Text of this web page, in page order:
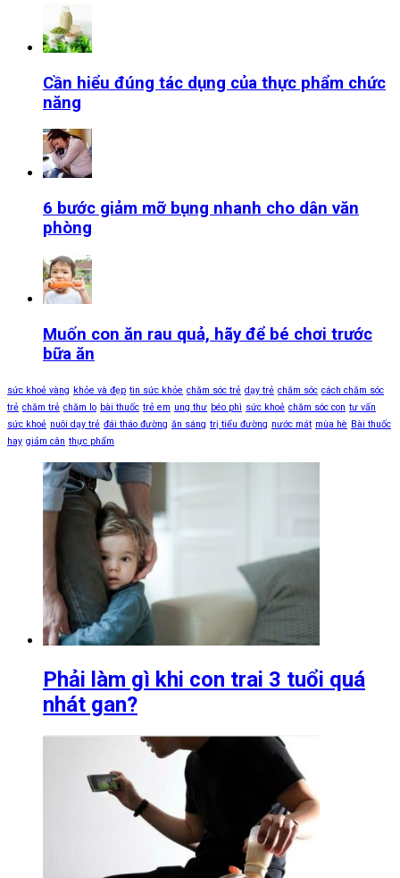
Cần hiểu đúng tác dụng của thực phẩm chức
năng
6 bước giảm mỡ bụng nhanh cho dân văn
phòng
Muốn con ăn rau quả, hãy để bé chơi trước
bữa ăn
sức khoẻ vàng khỏe và đẹp tin sức khỏe chăm sóc trẻ dạy trẻ chăm sóc cách chăm sóc
trẻ chăm trẻ chăm lo bài thuốc trẻ em ung thư béo phì sức khoẻ chăm sóc con tư vấn
sức khoẻ nuôi dạy trẻ đái tháo đường ăn sáng trị tiểu đường nước mát mùa hè Bài thuốc
hay giảm cân thực phẩm
Phải làm gì khi con trai 3 tuổi quá
nhát gan?